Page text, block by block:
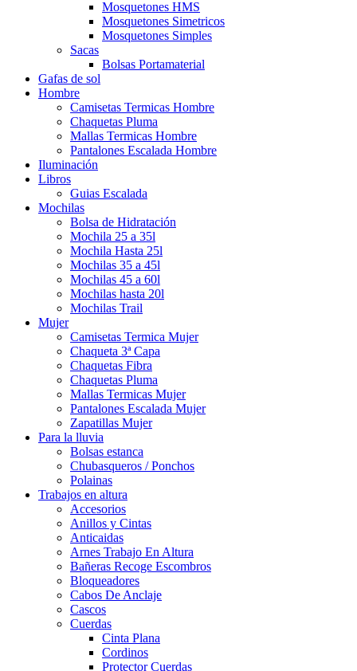
Mosquetones HMS
Mosquetones Simetricos
Mosquetones Simples
Sacas
Bolsas Portamaterial
Gafas de sol
Hombre
Camisetas Termicas Hombre
Chaquetas Pluma
Mallas Termicas Hombre
Pantalones Escalada Hombre
Iluminación
Libros
Guias Escalada
Mochilas
Bolsa de Hidratación
Mochila 25 a 35l
Mochila Hasta 25l
Mochilas 35 a 45l
Mochilas 45 a 60l
Mochilas hasta 20l
Mochilas Trail
Mujer
Camisetas Termica Mujer
Chaqueta 3ª Capa
Chaquetas Fibra
Chaquetas Pluma
Mallas Termicas Mujer
Pantalones Escalada Mujer
Zapatillas Mujer
Para la lluvia
Bolsas estanca
Chubasqueros / Ponchos
Polainas
Trabajos en altura
Accesorios
Anillos y Cintas
Anticaidas
Arnes Trabajo En Altura
Bañeras Recoge Escombros
Bloqueadores
Cabos De Anclaje
Cascos
Cuerdas
Cinta Plana
Cordinos
Protector Cuerdas